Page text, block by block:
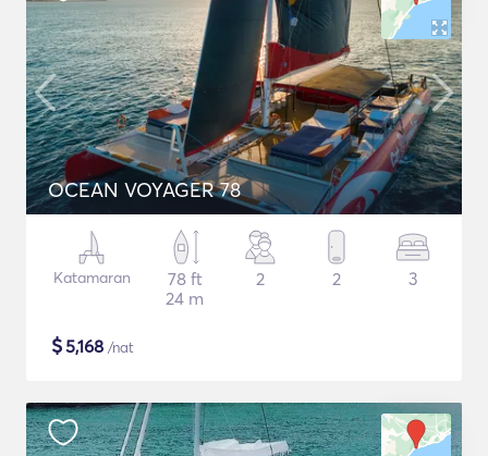
OCEAN VOYAGER 78
Katamaran
78 ft
24 m
2 2 3
$5,168 /nat